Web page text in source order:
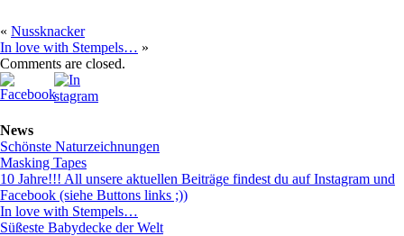
« Nussknacker
In love with Stempels… »
Comments are closed.
News
Schönste Naturzeichnungen
Masking Tapes
10 Jahre!!! All unsere aktuellen Beiträge findest du auf Instagram und
Facebook (siehe Buttons links ;))
In love with Stempels…
Süßeste Babydecke der Welt